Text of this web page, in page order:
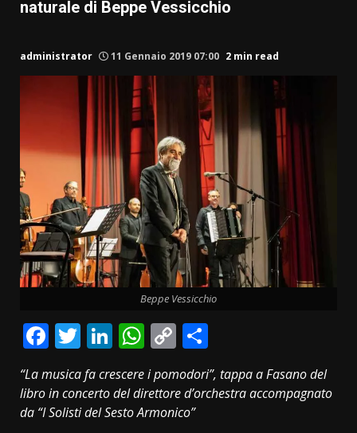
naturale di Beppe Vessicchio
administrator 11 Gennaio 2019 07:00 2 min read
Beppe Vessicchio
Facebook
Twitter
LinkedIn
WhatsApp
Copy
Link
“La musica fa crescere i pomodori”, tappa a Fasano del
libro in concerto del direttore d’orchestra accompagnato
da “I Solisti del Sesto Armonico”